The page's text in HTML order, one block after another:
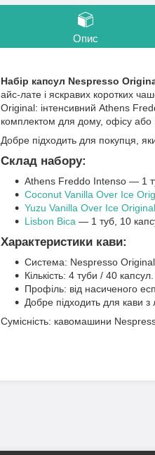
Опис
Набір капсул Nespresso
айс-лате і яскравих коротких
Original: інтенсивний Athens
комплектом для дому, офісу або
Добре підходить для покупця,
Склад набору:
Athens Freddo Intenso — 1
Coconut Vanilla Over Ice
Yuzu Vanilla Over Ice Original
Lisbon Bica — 1 туб, 10
Характеристики кави:
Система: Nespresso Original.
Кількість: 4 туби / 40 капсул.
Профіль: від насиченого
Добре підходить для кави з
Сумісність: кавомашини